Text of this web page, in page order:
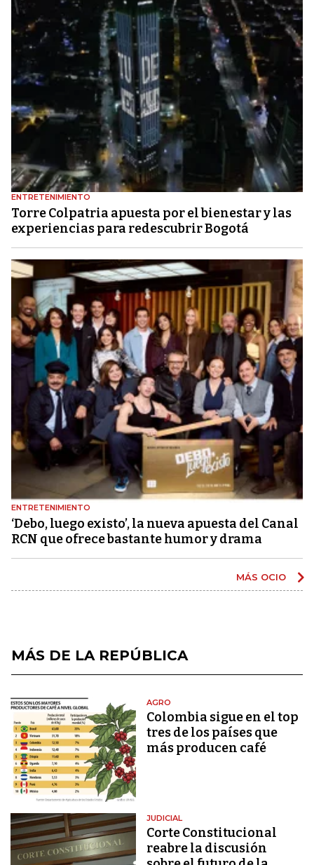
ENTRETENIMIENTO
Torre Colpatria apuesta por el bienestar y las
experiencias para redescubrir Bogotá
ENTRETENIMIENTO
‘Debo, luego existo’, la nueva apuesta del Canal
RCN que ofrece bastante humor y drama
MÁS OCIO
MÁS DE LA REPÚBLICA
AGRO
Colombia sigue en el top
tres de los países que
más producen café
JUDICIAL
Corte Constitucional
reabre la discusión